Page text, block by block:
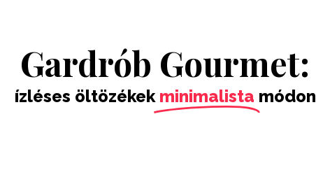
Gardrób Gourmet:
ízléses öltözékek minimalista módon